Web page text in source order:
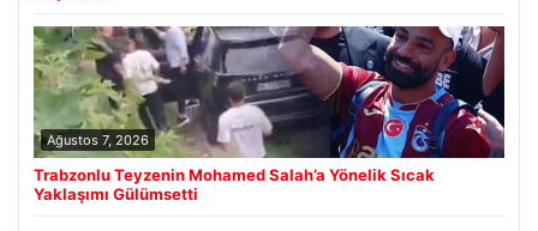
Ağustos 7, 2026
Trabzonlu Teyzenin Mohamed Salah’a Yönelik Sıcak
Yaklaşımı Gülümsetti